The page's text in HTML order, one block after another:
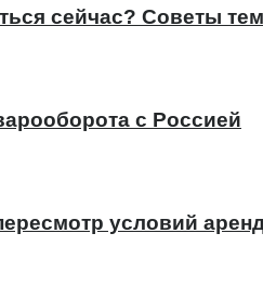
сейчас? Советы
с Россией
условий